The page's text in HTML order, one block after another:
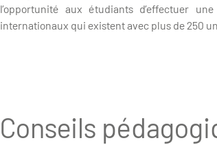
l’opportunité aux étudiants d’effectuer
internationaux qui existent avec plus de 250
Conseils